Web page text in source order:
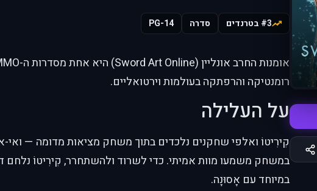
#3 בטרנדים סדרה PG-14
רומנטיקה והרפתקה בעולמות וירטואליים.
על העלילה
קִירִיטוֹ ואלפי שחקנים נלכדים בתוך משחק מציאות מדומה —
במשחק משמעו מוות אמיתי. כדי לשרוד ולהשתחרר, קִירִיטוֹ
במיוחד עם אָסוּנָה.